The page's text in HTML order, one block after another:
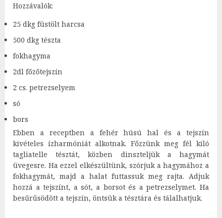
Hozzávalók:
25 dkg füstölt harcsa
500 dkg tészta
fokhagyma
2dl főzőtejszín
2 cs. petrezselyem
só
bors
Ebben a receptben a fehér húsú hal és a tejszín
kivételes ízharmóniát alkotnak. Főzzünk meg fél kiló
tagliatelle tésztát, közben dinszteljük a hagymát
üvegesre. Ha ezzel elkészültünk, szórjuk a hagymához a
fokhagymát, majd a halat futtassuk meg rajta. Adjuk
hozzá a tejszínt, a sót, a borsot és a petrezselymet. Ha
besűrűsödött a tejszín, öntsük a tésztára és tálalhatjuk.